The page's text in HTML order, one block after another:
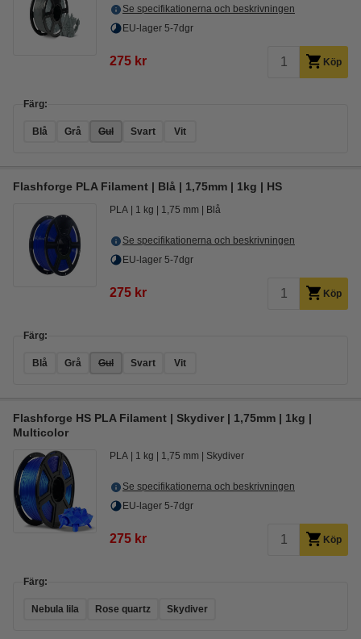
Se specifikationerna och beskrivningen
EU-lager 5-7dgr
275 kr Köp
Färg:
Blå Grå Gul Svart Vit
Flashforge PLA Filament | Blå | 1,75mm | 1kg | HS
PLA 1 kg 1,75 mm Blå
Se specifikationerna och beskrivningen
EU-lager 5-7dgr
275 kr Köp
Färg:
Blå Grå Gul Svart Vit
Flashforge HS PLA Filament | Skydiver | 1,75mm | 1kg |
Multicolor
PLA 1 kg 1,75 mm Skydiver
Se specifikationerna och beskrivningen
EU-lager 5-7dgr
275 kr Köp
Färg:
Nebula lila Rose quartz Skydiver